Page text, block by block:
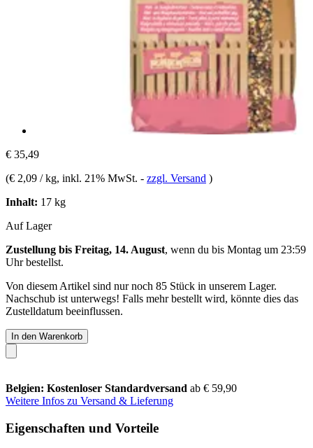
€ 35,49
(€ 2,09 / kg, inkl. 21% MwSt. - zzgl. Versand )
Inhalt: 17 kg
Auf Lager
Zustellung bis Freitag, 14. August, wenn du bis Montag um 23:59
Uhrbestellst.
Von diesem Artikel sind nur noch 85 Stück in unserem Lager.
Nachschub ist unterwegs! Falls mehr bestellt wird, könnte dies das
Zustelldatum beeinflussen.
In den Warenkorb
Belgien: Kostenloser Standardversand ab € 59,90
Weitere Infos zu Versand & Lieferung
Eigenschaften und Vorteile